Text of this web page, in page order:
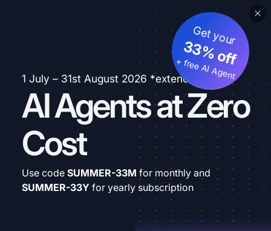
1 July – 31st August 2026 *extended
AI Agents at Zero
Cost
Get your
33% off
+ free AI Agent
Use code SUMMER-33M for monthly and
SUMMER-33Y for yearly subscription